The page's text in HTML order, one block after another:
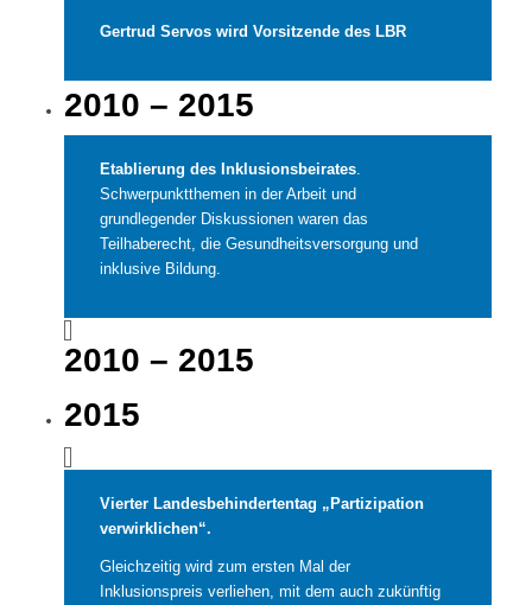
Gertrud Servos wird Vorsitzende des LBR
2010 – 2015
Etablierung des Inklusionsbeirates.
Schwerpunktthemen in der Arbeit und
grundlegender Diskussionen waren das
Teilhaberecht, die Gesundheitsversorgung und
inklusive Bildung.
2010 – 2015
2015
Vierter Landesbehindertentag „Partizipation
verwirklichen“.
Gleichzeitig wird zum ersten Mal der
Inklusionspreis verliehen, mit dem auch zukünftig